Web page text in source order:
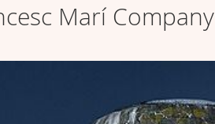
Marí Company